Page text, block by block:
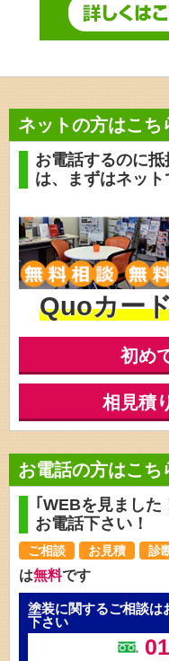
ネットの方はこち
お電話するのに
は、
まずはネット
Quoカー
初め
相見積
お電話の方はこち
｢WEBを見ました
お電話下さい！
ご相談 お見積 診
は無料です
塗装に関するご相談は
下さい